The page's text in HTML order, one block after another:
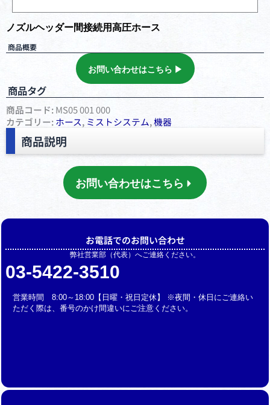
ノズルヘッダー間接続用高圧ホース
商品概要
お問い合わせはこちら ▶︎
商品タグ
商品コード:MS05 001 000
カテゴリー:ホース, ミストシステム,機器
商品説明
お問い合わせはこちら
お電話でのお問い合わせ
弊社営業部（代表）へご連絡ください。
03-5422-3510
営業時間 8:00～18:00【日曜・祝日定休】 ※夜間・休日にご連絡い
ただく際は、番号のかけ間違いにご注意ください。